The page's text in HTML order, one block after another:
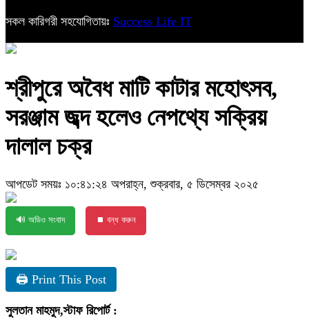
সকল কারিগরী সহযোগিতায়ঃ Success Life IT
শ্রীপুরে অবৈধ মাটি কাটার মহোৎসব,
সরঞ্জাম জব্দ হলেও নেপথ্যে সক্রিয়
দালাল চক্র
আপডেট সময়ঃ ১০:৪১:২৪ অপরাহ্ন, শুক্রবার, ৫ ডিসেম্বর ২০২৫
🔊 অডিও সংবাদ ⏹ বন্ধ করুন
🖨 Print This Post
সুলতান মাহমুদ,স্টাফ রিপোর্ট :